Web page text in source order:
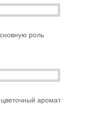
роль
аромат